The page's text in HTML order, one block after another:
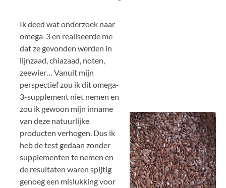
Ik deed wat onderzoek naar
omega-3 en realiseerde me
dat ze gevonden werden in
lijnzaad, chiazaad, noten,
zeewier… Vanuit mijn
perspectief zou ik dit omega-
3-supplement niet nemen en
zou ik gewoon mijn inname
van deze natuurlijke
producten verhogen. Dus ik
heb de test gedaan zonder
supplementen te nemen en
de resultaten waren spijtig
genoeg een mislukking voor